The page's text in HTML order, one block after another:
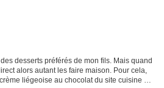
desserts préférés de mon fils. Mais quand
alors autant les faire maison. Pour cela,
liégeoise au chocolat du site cuisine AZ